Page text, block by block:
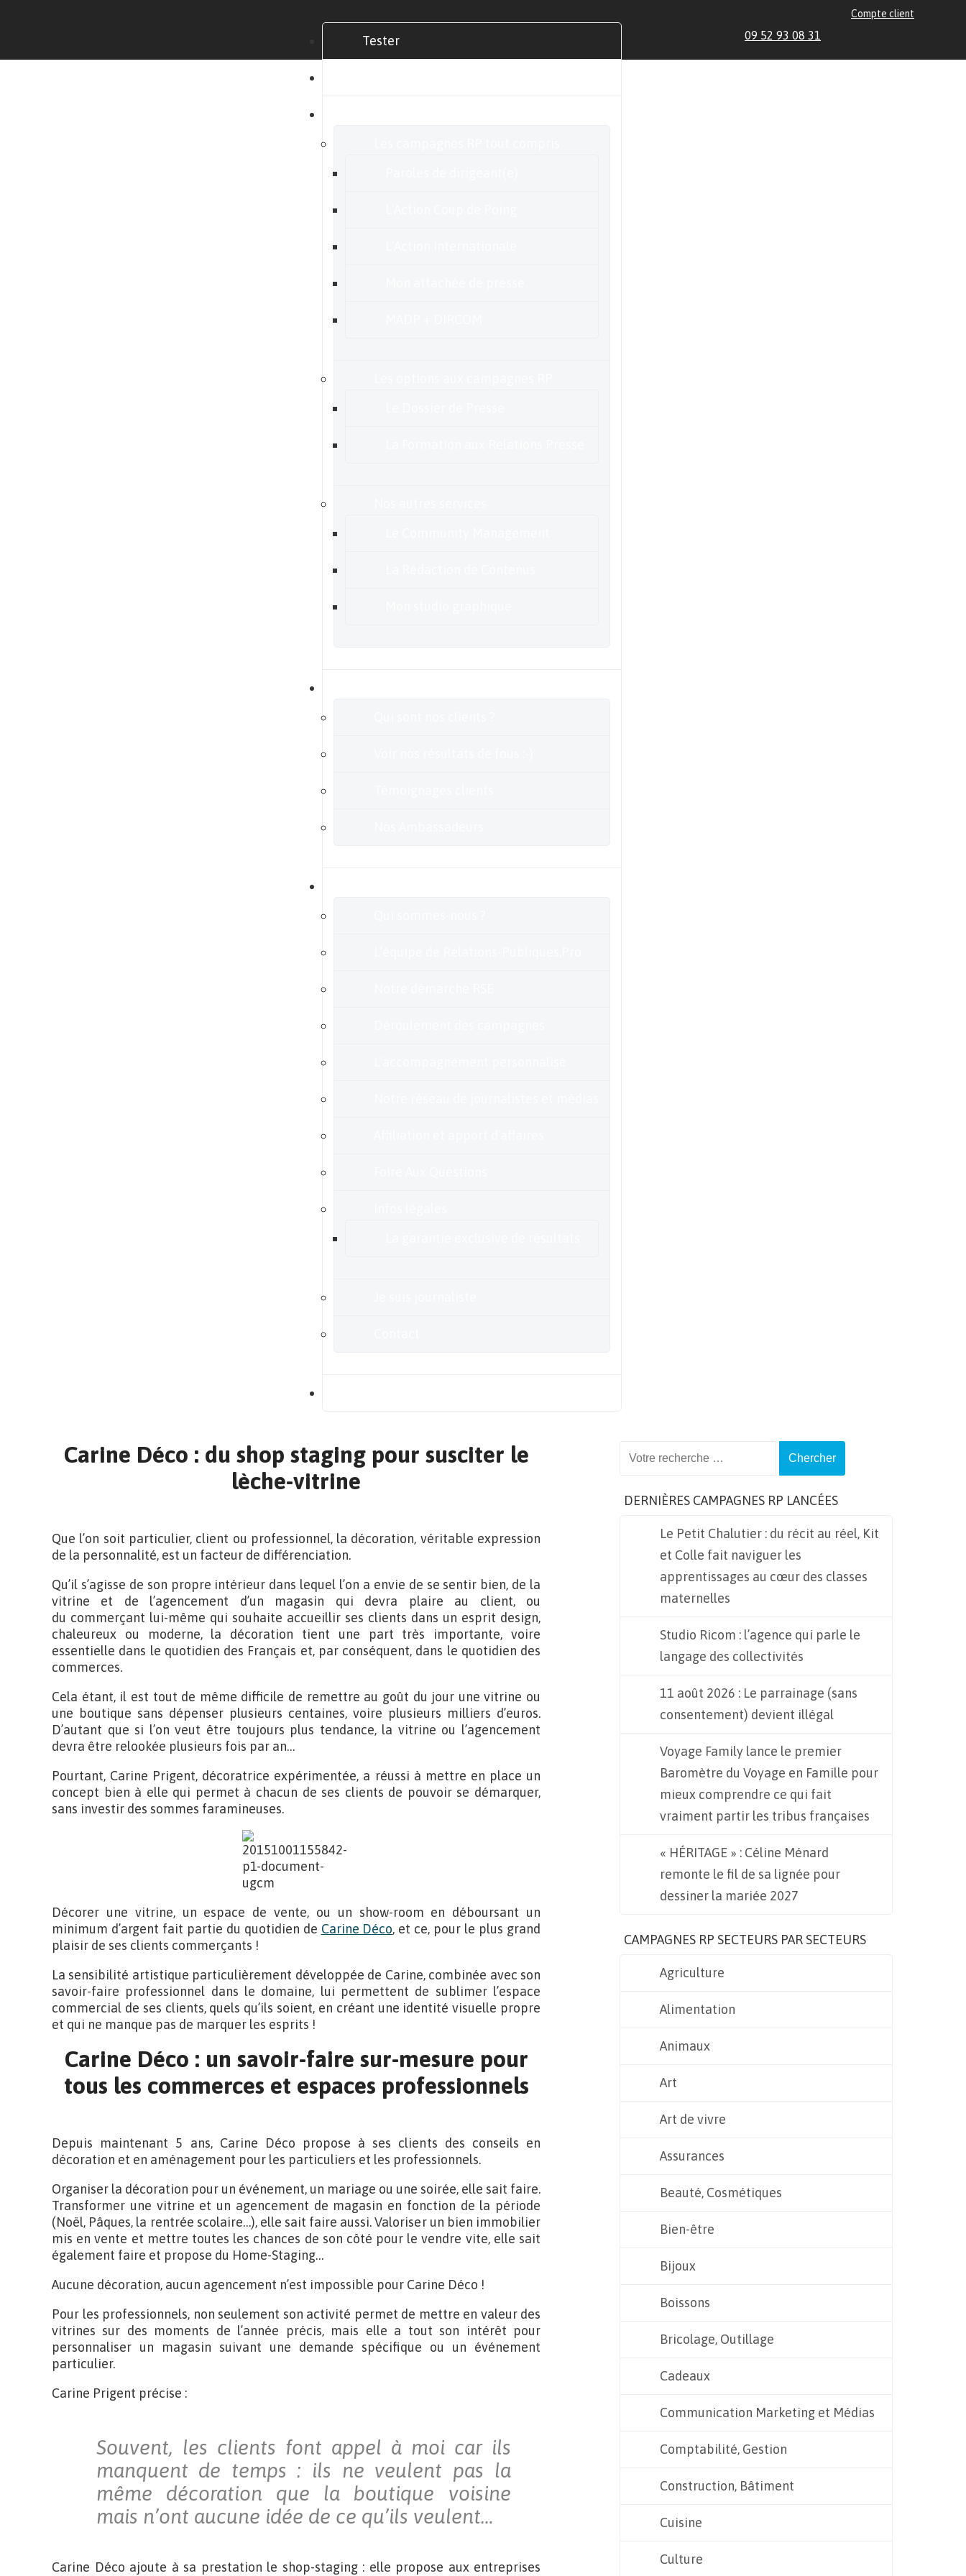
Tester
Compte client
09 52 93 08 31
Carine Déco : du shop staging pour susciter le
lèche-vitrine
Que l’on soit particulier, client ou professionnel, la décoration, véritable expression
de la personnalité, est un facteur de différenciation.
Qu’il s’agisse de son propre intérieur dans lequel l’on a envie de se sentir bien, de la
vitrine et de l’agencement d’un magasin qui devra plaire au client, ou
du commerçant lui-même qui souhaite accueillir ses clients dans un esprit design,
chaleureux ou moderne, la décoration tient une part très importante, voire
essentielle dans le quotidien des Français et, par conséquent, dans le quotidien des
commerces.
Cela étant, il est tout de même difficile de remettre au goût du jour une vitrine ou
une boutique sans dépenser plusieurs centaines, voire plusieurs milliers d’euros.
D’autant que si l’on veut être toujours plus tendance, la vitrine ou l’agencement
devra être relookée plusieurs fois par an…
Pourtant, Carine Prigent, décoratrice expérimentée, a réussi à mettre en place un
concept bien à elle qui permet à chacun de ses clients de pouvoir se démarquer,
sans investir des sommes faramineuses.
Décorer une vitrine, un espace de vente, ou un show-room en déboursant un
minimum d’argent fait partie du quotidien de Carine Déco, et ce, pour le plus grand
plaisir de ses clients commerçants !
La sensibilité artistique particulièrement développée de Carine, combinée avec son
savoir-faire professionnel dans le domaine, lui permettent de sublimer l’espace
commercial de ses clients, quels qu’ils soient, en créant une identité visuelle propre
et qui ne manque pas de marquer les esprits !
Carine Déco : un savoir-faire sur-mesure pour
tous les commerces et espaces professionnels
Depuis maintenant 5 ans, Carine Déco propose à ses clients des conseils en
décoration et en aménagement pour les particuliers et les professionnels.
Organiser la décoration pour un événement, un mariage ou une soirée, elle sait faire.
Transformer une vitrine et un agencement de magasin en fonction de la période
(Noël, Pâques, la rentrée scolaire…), elle sait faire aussi. Valoriser un bien immobilier
mis en vente et mettre toutes les chances de son côté pour le vendre vite, elle sait
également faire et propose du Home-Staging…
Aucune décoration, aucun agencement n’est impossible pour Carine Déco !
Pour les professionnels, non seulement son activité permet de mettre en valeur des
vitrines sur des moments de l’année précis, mais elle a tout son intérêt pour
personnaliser un magasin suivant une demande spécifique ou un événement
particulier.
Carine Prigent précise :
Souvent, les clients font appel à moi car ils
manquent de temps : ils ne veulent pas la
même décoration que la boutique voisine
mais n’ont aucune idée de ce qu’ils veulent…
Carine Déco ajoute à sa prestation le shop-staging : elle propose aux entreprises
DERNIÈRES CAMPAGNES RP LANCÉES
Le Petit Chalutier : du récit au réel, Kit
et Colle fait naviguer les
apprentissages au cœur des classes
maternelles
Studio Ricom : l’agence qui parle le
langage des collectivités
11 août 2026 : Le parrainage (sans
consentement) devient illégal
Voyage Family lance le premier
Baromètre du Voyage en Famille pour
mieux comprendre ce qui fait
vraiment partir les tribus françaises
« HÉRITAGE » : Céline Ménard
remonte le fil de sa lignée pour
dessiner la mariée 2027
CAMPAGNES RP SECTEURS PAR SECTEURS
Agriculture
Alimentation
Animaux
Art
Art de vivre
Assurances
Beauté, Cosmétiques
Bien-être
Bijoux
Boissons
Bricolage, Outillage
Cadeaux
Communication Marketing et Médias
Comptabilité, Gestion
Construction, Bâtiment
Cuisine
Culture